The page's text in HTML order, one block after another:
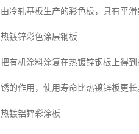
由冷轧基板生产的彩色板，具有平
热镀锌彩色涂层钢板
把有机涂料涂复在热镀锌钢板上得
锈的作用，使用寿命比热镀锌板更长
热镀铝锌彩涂板